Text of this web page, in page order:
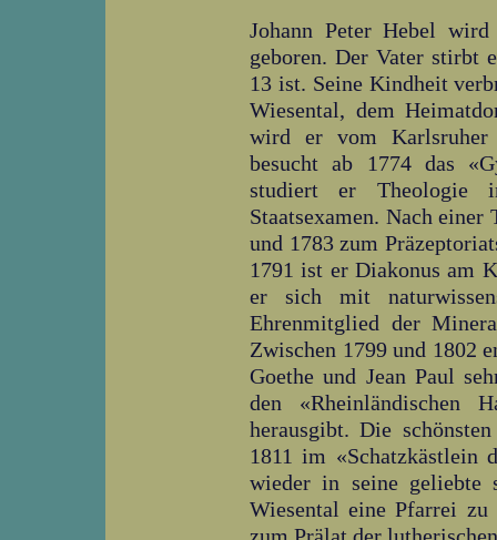
Johann Peter Hebel
geboren. Der Vater stirbt
13 ist. Seine Kindheit
Wiesental, dem
wird er vom Karlsruher
besucht ab 1774 das
studiert er Theologie
Staatsexamen. Nach
und 1783 zum
1791 ist er Diakonus am
er sich mit
Ehrenmitglied der
Zwischen 1799 und 1802
Goethe und Jean Paul
den «Rheinländischen
herausgibt. Die
1811 im «Schatzkästlein
wieder in seine geliebte
Wiesental eine Pfarrei